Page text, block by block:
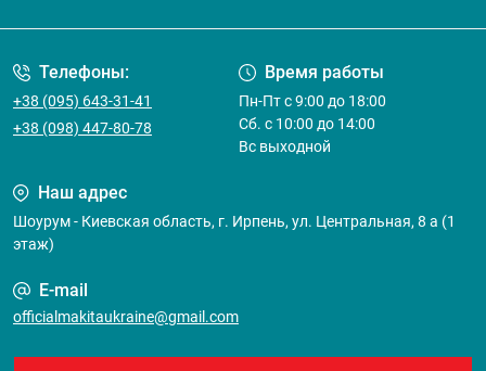
Телефоны:
+38 (095) 643-31-41
+38 (098) 447-80-78
Время работы
Пн-Пт с 9:00 до 18:00
Сб. с 10:00 до 14:00
Вс выходной
Наш адрес
Шоурум - Киевская область, г. Ирпень, ул. Центральная, 8 а (1
этаж)
E-mail
officialmakitaukraine@gmail.com